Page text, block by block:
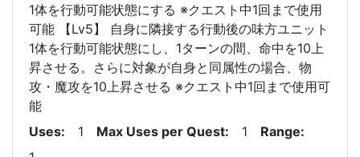
1体を行動可能状態にする ※クエスト中1回まで使用
可能 【Lv5】 自身に隣接する行動後の味方ユニット
1体を行動可能状態にし、1ターンの間、命中を10上
昇させる。さらに対象が自身と同属性の場合、物
攻・魔攻を10上昇させる ※クエスト中1回まで使用可
能
Uses
1 Max Uses per Quest 1
Range